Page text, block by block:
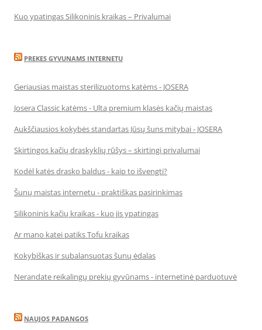
Kuo ypatingas Silikoninis kraikas – Privalumai
PREKES GYVUNAMS INTERNETU
Geriausias maistas sterilizuotoms katėms - JOSERA
Josera Classic katėms - Ulta premium klasės kačių maistas
Aukščiausios kokybės standartas Jūsų šuns mitybai - JOSERA
Skirtingos kačių draskyklių rūšys – skirtingi privalumai
Kodėl katės drasko baldus - kaip to išvengti?
Šunų maistas internetu - praktiškas pasirinkimas
Silikoninis kačių kraikas - kuo jis ypatingas
Ar mano katei patiks Tofu kraikas
Kokybiškas ir subalansuotas šunų ėdalas
Nerandate reikalingų prekių gyvūnams - internetinė parduotuvė
NAUJOS PADANGOS